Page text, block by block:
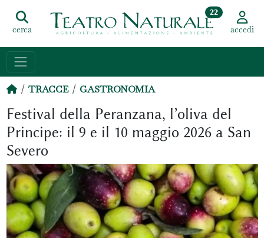
cerca
22
accedi
TRACCE GASTRONOMIA
Festival della Peranzana, l’oliva del
Principe: il 9 e il 10 maggio 2026 a San
Severo